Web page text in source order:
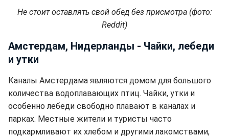
Не стоит оставлять свой обед без присмотра (фото:
Reddit)
Амстердам, Нидерланды - Чайки, лебеди
и утки
Каналы Амстердама являются домом для большого
количества водоплавающих птиц. Чайки, утки и
особенно лебеди свободно плавают в каналах и
парках. Местные жители и туристы часто
подкармливают их хлебом и другими лакомствами,